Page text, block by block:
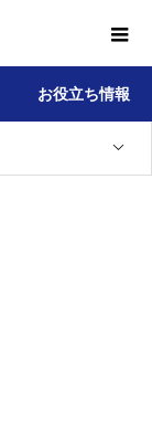
お役立ち情報